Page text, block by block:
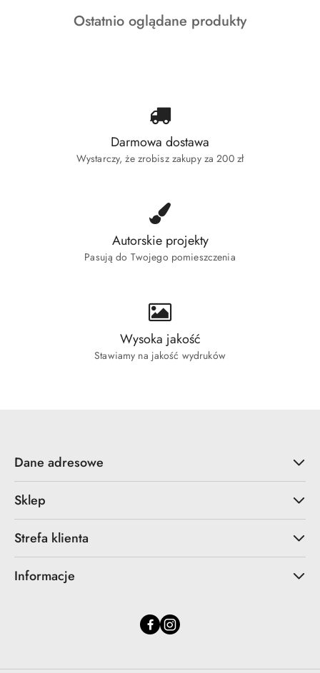
statusie:
Produkty
Ostatnio oglądane produkty
Darmowa dostawa
Wystarczy, że zrobisz zakupy za 200 zł
Autorskie projekty
Pasują do Twojego pomieszczenia
Wysoka jakość
Stawiamy na jakość wydruków
Dane adresowe
Sklep
Strefa klienta
Informacje